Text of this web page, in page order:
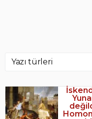
Yazı türleri